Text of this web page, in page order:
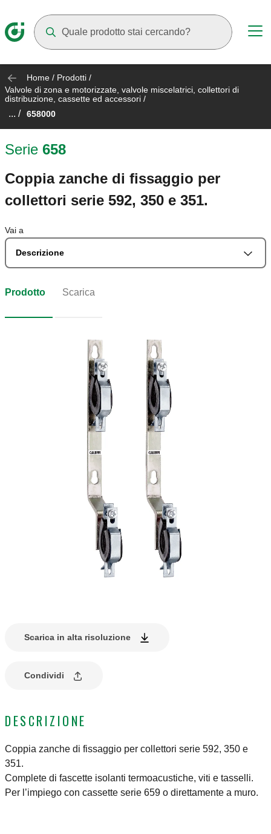
Home / Prodotti /
Valvole di zona e motorizzate, valvole miscelatrici, collettori di
distribuzione, cassette ed accessori /
... / 658000
Serie 658
Coppia zanche di fissaggio per
collettori serie 592, 350 e 351.
Vai a
Descrizione
Prodotto Scarica
Scarica in alta risoluzione
Condividi
DESCRIZIONE
Coppia zanche di fissaggio per collettori serie 592, 350 e
351.
Complete di fascette isolanti termoacustiche, viti e tasselli.
Per l’impiego con cassette serie 659 o direttamente a muro.